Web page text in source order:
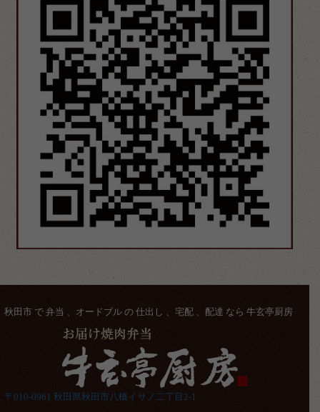
秋田市 で 弁当 、オードブル の 仕出し 、宅配 、配達 なら 牛玄亭厨房
〒010-0961 秋田県秋田市八橋イサノ二丁目2-1